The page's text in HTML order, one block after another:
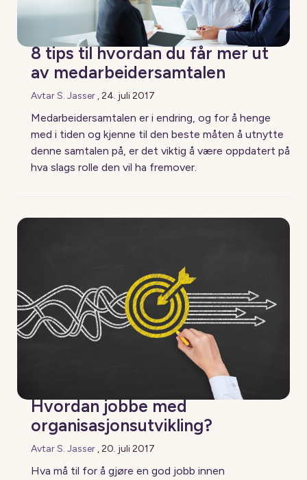
8 tips til hvordan du får mer ut
av medarbeidersamtalen
Avtar S. Jasser ,24. juli 2017
Medarbeidersamtalen er i endring, og for å henge
med i tiden og kjenne til den beste måten å utnytte
denne samtalen på, er det viktig å være oppdatert på
hva slags rolle den vil ha fremover.
Hvordan jobbe med
organisasjonsutvikling?
Avtar S. Jasser ,20. juli 2017
Hva må til for å gjøre en god jobb innen